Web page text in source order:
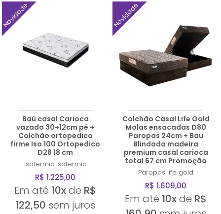
Novidade
Baú casal Carioca
vazado 30+12cm pé +
Colchão ortopedico
firme Iso 100 Ortopedico
D28 18 cm
isotermic Isotermic
R$ 1.225,00
Em até 10xde R$
122,50 sem juros
Novidade
Colchão Casal Life Gold
Molas ensacadas D80
Paropas 24cm + Bau
Blindada madeira
premium casal carioca
total 67 cm Promoção
Paropas life gold
R$ 1.609,00
Em até 10xde R$